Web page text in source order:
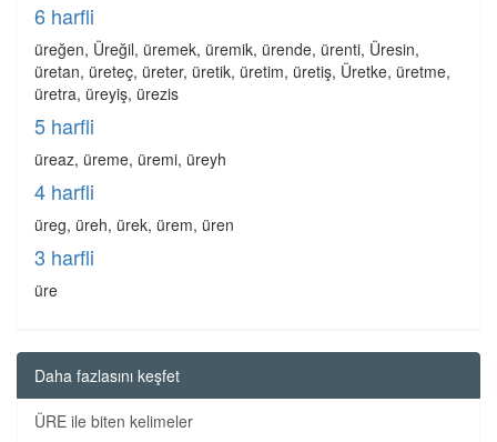
6 harfli
üreğen, Üreğil, üremek, üremik, ürende, ürenti, Üresin,
üretan, üreteç, üreter, üretik, üretim, üretiş, Üretke, üretme,
üretra, üreyiş, ürezis
5 harfli
üreaz, üreme, üremi, üreyh
4 harfli
üreg, üreh, ürek, ürem, üren
3 harfli
üre
Daha fazlasını keşfet
ÜRE ile biten kelimeler